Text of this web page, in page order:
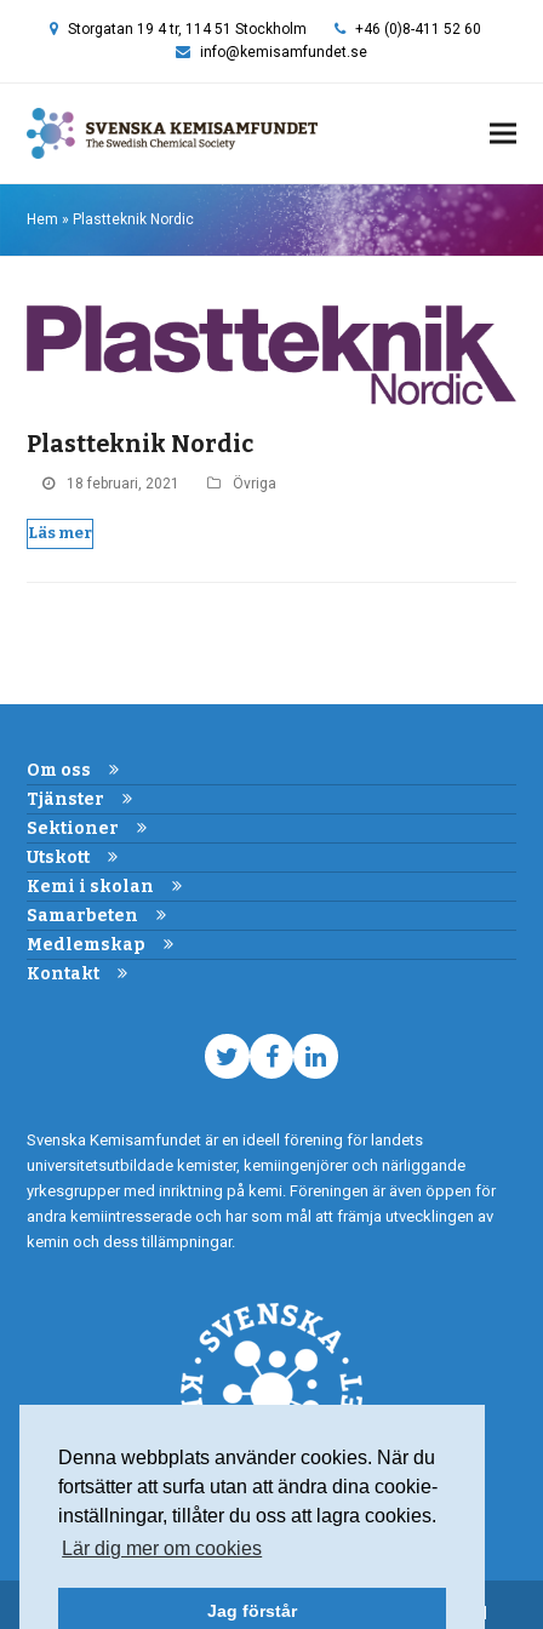
Denna webbplats använder cookies. När du
fortsätter att surfa utan att ändra dina cookie-
inställningar, tillåter du oss att lagra cookies.
Lär dig mer om cookies
Jag förstår
Storgatan 19 4 tr, 114 51 Stockholm
+46 (0)8-411 52 60
info@kemisamfundet.se
Hem » Plastteknik Nordic
Plastteknik Nordic
18 februari, 2021 Övriga
Läs mer
Om oss
Tjänster
Sektioner
Utskott
Kemi i skolan
Samarbeten
Medlemskap
Kontakt
TwitterFacebook
LinkedIn
Svenska Kemisamfundet är en ideell förening för landets
universitetsutbildade kemister, kemiingenjörer och närliggande
yrkesgrupper med inriktning på kemi. Föreningen är även öppen för
andra kemiintresserade och har som mål att främja utvecklingen av
kemin och dess tillämpningar.
© 2015 Svenska Kemisamfundet – Alla rättigheter reserverade |